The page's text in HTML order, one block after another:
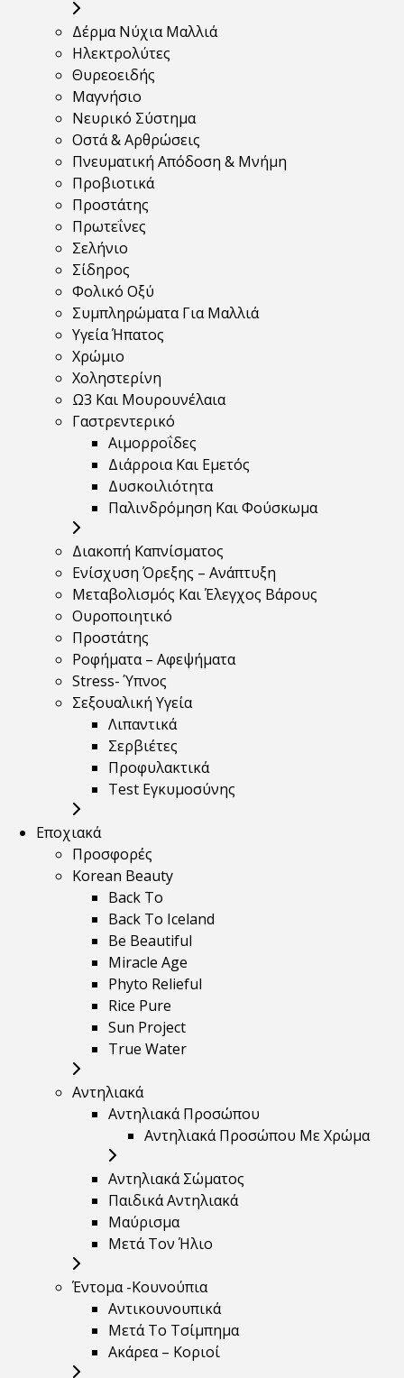
Δέρμα Νύχια Μαλλιά
Ηλεκτρολύτες
Θυρεοειδής
Μαγνήσιο
Νευρικό Σύστημα
Οστά & Αρθρώσεις
Πνευματική Απόδοση & Μνήμη
Προβιοτικά
Προστάτης
Πρωτεΐνες
Σελήνιο
Σίδηρος
Φολικό Οξύ
Συμπληρώματα Για Μαλλιά
Υγεία Ήπατος
Χρώμιο
Χοληστερίνη
Ω3 Και Μουρουνέλαια
Γαστρεντερικό
Αιμορροΐδες
Διάρροια Και Εμετός
Δυσκοιλιότητα
Παλινδρόμηση Και Φούσκωμα
Διακοπή Καπνίσματος
Ενίσχυση Όρεξης – Ανάπτυξη
Μεταβολισμός Και Έλεγχος Βάρους
Ουροποιητικό
Προστάτης
Ροφήματα – Αφεψήματα
Stress- Ύπνος
Σεξουαλική Υγεία
Λιπαντικά
Σερβιέτες
Προφυλακτικά
Test Εγκυμοσύνης
Εποχιακά
Προσφορές
Korean Beauty
Back To
Back To Iceland
Be Beautiful
Miracle Age
Phyto Relieful
Rice Pure
Sun Project
True Water
Αντηλιακά
Αντηλιακά Προσώπου
Αντηλιακά Προσώπου Με Χρώμα
Αντηλιακά Σώματος
Παιδικά Αντηλιακά
Μαύρισμα
Mετά Τον Ήλιο
Έντομα -Κουνούπια
Αντικουνουπικά
Μετά Το Τσίμπημα
Ακάρεα – Κοριοί